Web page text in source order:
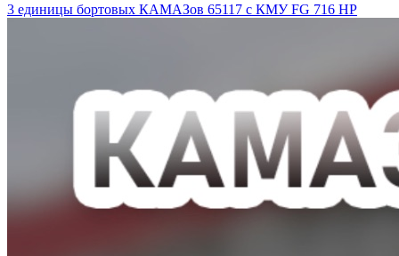
3 единицы бортовых КАМАЗов 65117 с КМУ FG 716 HP